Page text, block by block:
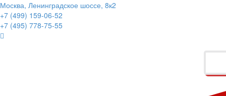
Москва, Ленинградское шоссе, 8к2
+7 (499) 159-06-52
+7 (495) 778-75-55